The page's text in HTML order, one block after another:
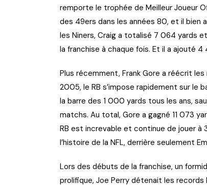
remporte le trophée de Meilleur Joueur
des 49ers dans les années 80, et il bien
les Niners, Craig a totalisé 7 064 yards
la franchise à chaque fois. Et il a ajouté
Plus récemment, Frank Gore a réécrit
2005, le RB s’impose rapidement sur le
la barre des 1 000 yards tous les ans,
matchs. Au total, Gore a gagné 11 073
RB est increvable et continue de jouer à
l’histoire de la NFL, derrière seulement
Lors des débuts de la franchise, un
prolifique, Joe Perry détenait les records